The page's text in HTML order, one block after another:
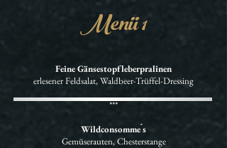
Menü 1
Feine Gänsestopfleberpralinen
erlesener Feldsalat, Waldbeer-Trüffel-Dressing
***
Wildconsomme ́s
Gemüserauten, Chesterstange